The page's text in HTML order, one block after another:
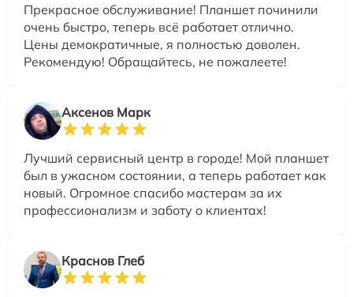
Прекрасное обслуживание! Планшет починили
очень быстро, теперь всё работает отлично.
Цены демократичные, я полностью доволен.
Рекомендую! Обращайтесь, не пожалеете!
Аксенов Марк
Лучший сервисный центр в городе! Мой планшет
был в ужасном состоянии, а теперь работает как
новый. Огромное спасибо мастерам за их
профессионализм и заботу о клиентах!
Краснов Глеб